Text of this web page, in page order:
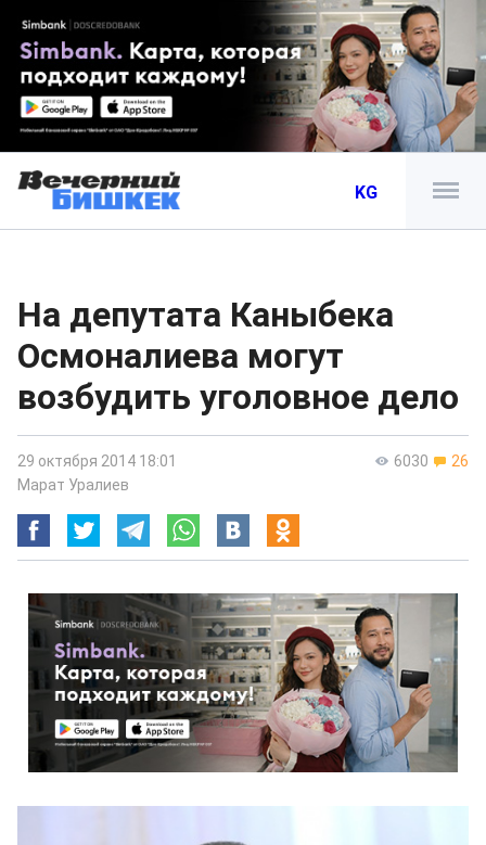
KG
На депутата Каныбека
Осмоналиева могут
возбудить уголовное дело
6030 26
29 октября 2014 18:01
Марат Уралиев